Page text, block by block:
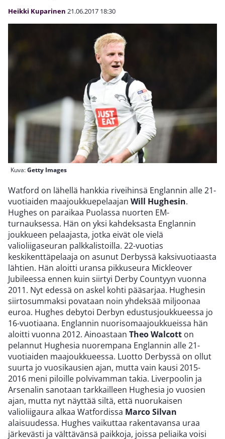
Heikki Kuparinen 21.06.2017 18:30
Kuva:Getty Images
Watford on lähellä hankkia riveihinsä Englannin alle 21-
vuotiaiden maajoukkuepelaajan Will Hughesin.
Hughes on paraikaa Puolassa nuorten EM-
turnauksessa. Hän on yksi kahdeksasta Englannin
joukkueen pelaajasta, jotka eivät ole vielä
valioliigaseuran palkkalistoilla. 22-vuotias
keskikenttäpelaaja on asunut Derbyssä kaksivuotiaasta
lähtien. Hän aloitti uransa pikkuseura Mickleover
Jubileessa ennen kuin siirtyi Derby Countyyn vuonna
2011. Nyt edessä on askel kohti pääsarjaa. Hughesin
siirtosummaksi povataan noin yhdeksää miljoonaa
euroa. Hughes debytoi Derbyn edustusjoukkueessa jo
16-vuotiaana. Englannin nuorisomaajoukkueissa hän
aloitti vuonna 2012. Ainoastaan Theo Walcott on
pelannut Hughesia nuorempana Englannin alle 21-
vuotiaiden maajoukkueessa. Luotto Derbyssä on ollut
suurta jo vuosikausien ajan, mutta vain kausi 2015-
2016 meni piloille polvivamman takia. Liverpoolin ja
Arsenalin sanotaan tarkkailleen Hughesia jo vuosien
ajan, mutta nyt näyttää siltä, että nuorukaisen
valioliigaura alkaa Watfordissa Marco Silvan
alaisuudessa. Hughes vaikuttaa rakentavansa uraa
järkevästi ja välttävänsä paikkoja, joissa peliaika voisi